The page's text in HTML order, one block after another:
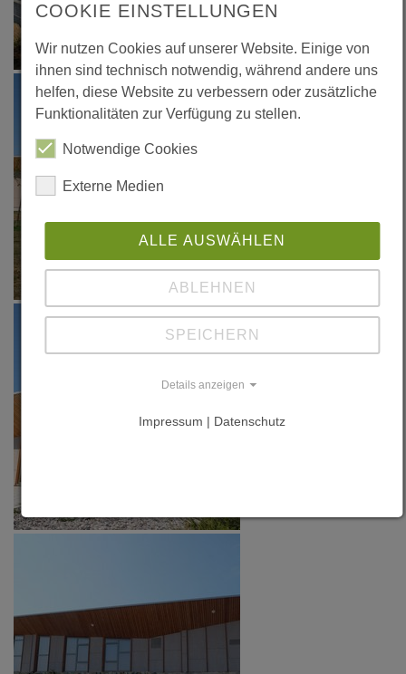
COOKIE EINSTELLUNGEN
Wir nutzen Cookies auf unserer Website. Einige von
ihnen sind technisch notwendig, während andere uns
helfen, diese Website zu verbessern oder zusätzliche
Funktionalitäten zur Verfügung zu stellen.
Notwendige Cookies
Externe Medien
ALLE AUSWÄHLEN
ABLEHNEN
SPEICHERN
Details anzeigen
Impressum | Datenschutz